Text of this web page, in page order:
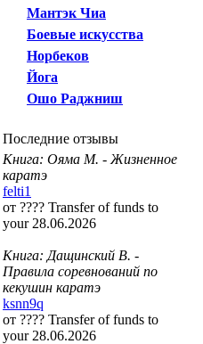
Мантэк Чиа
Боевые искусства
Норбеков
Йога
Ошо Раджниш
Последние отзывы
Книга: Ояма М. - Жизненное
каратэ
felti1
от ???? Transfer of funds to
your 28.06.2026
Книга: Дащинский В. -
Правила соревнований по
кекушин каратэ
ksnn9q
от ???? Transfer of funds to
your 28.06.2026